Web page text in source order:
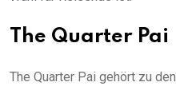
The Quarter Pai
The Quarter Pai gehört zu den